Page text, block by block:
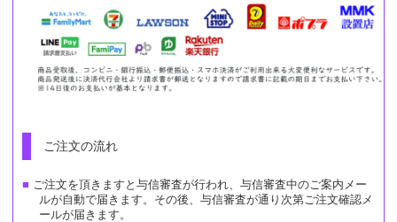
ご注文の流れ
ご注文を頂きますと与信審査が行われ、与信審査中のご案内メー
ルが自動で届きます。その後、与信審査が通り次第ご注文確認メ
ールが届きます。